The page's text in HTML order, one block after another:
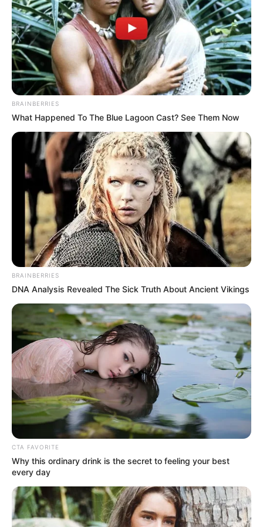
Por su parte, los ciudadanos de varias zonas de Bogotá
que han resultado afectados por esa situación, piden
acciones concretas y soluciones visibles en el corto plazo,
por parte del Distrito.
COMPARTIR
TEMAS RELACIONADOS
SERVICIO DE ASEO GOBIERNO DISTRITAL BASURAS
MANTÉNGASE EN ALERTA
Tenemos todas las noticias que le
interesan. Para estar bien informado, por
ACTIVAR AHORA
TEMAS DESTACADOS
RECIBO DEL AGUA
LOCALIDAD DE USAQUÉN
CUNDINAMARCA
DESAPARECIDOS
CORTES DE LUZ
LOCALIDAD DE ENGATIVÁ
REGIOTRAM DE OCCIDENTE
LOCALIDAD DE SUBA
BRAINBERRIES
What Happened To The Blue Lagoon Cast? See Them Now
BRAINBERRIES
DNA Analysis Revealed The Sick Truth About Ancient Vikings
CTA FAVORITE
Why this ordinary drink is the secret to feeling your best
every day